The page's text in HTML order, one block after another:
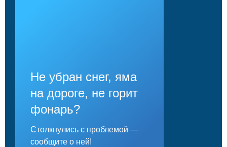
Не убран снег, яма
на дороге, не горит
фонарь?
Столкнулись с проблемой —
сообщите о ней!